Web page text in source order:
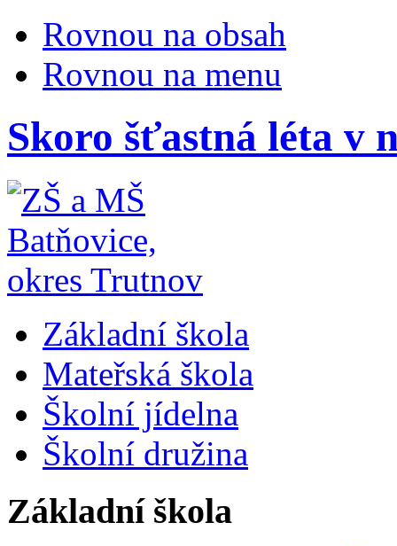
Rovnou na obsah
Rovnou na menu
Skoro šťastná léta v
Základní škola
Mateřská škola
Školní jídelna
Školní družina
Základní škola